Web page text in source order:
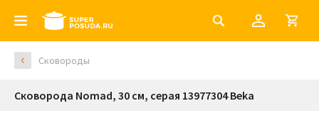
Сковороды
Сковорода Nomad, 30 см, серая 13977304 Beka